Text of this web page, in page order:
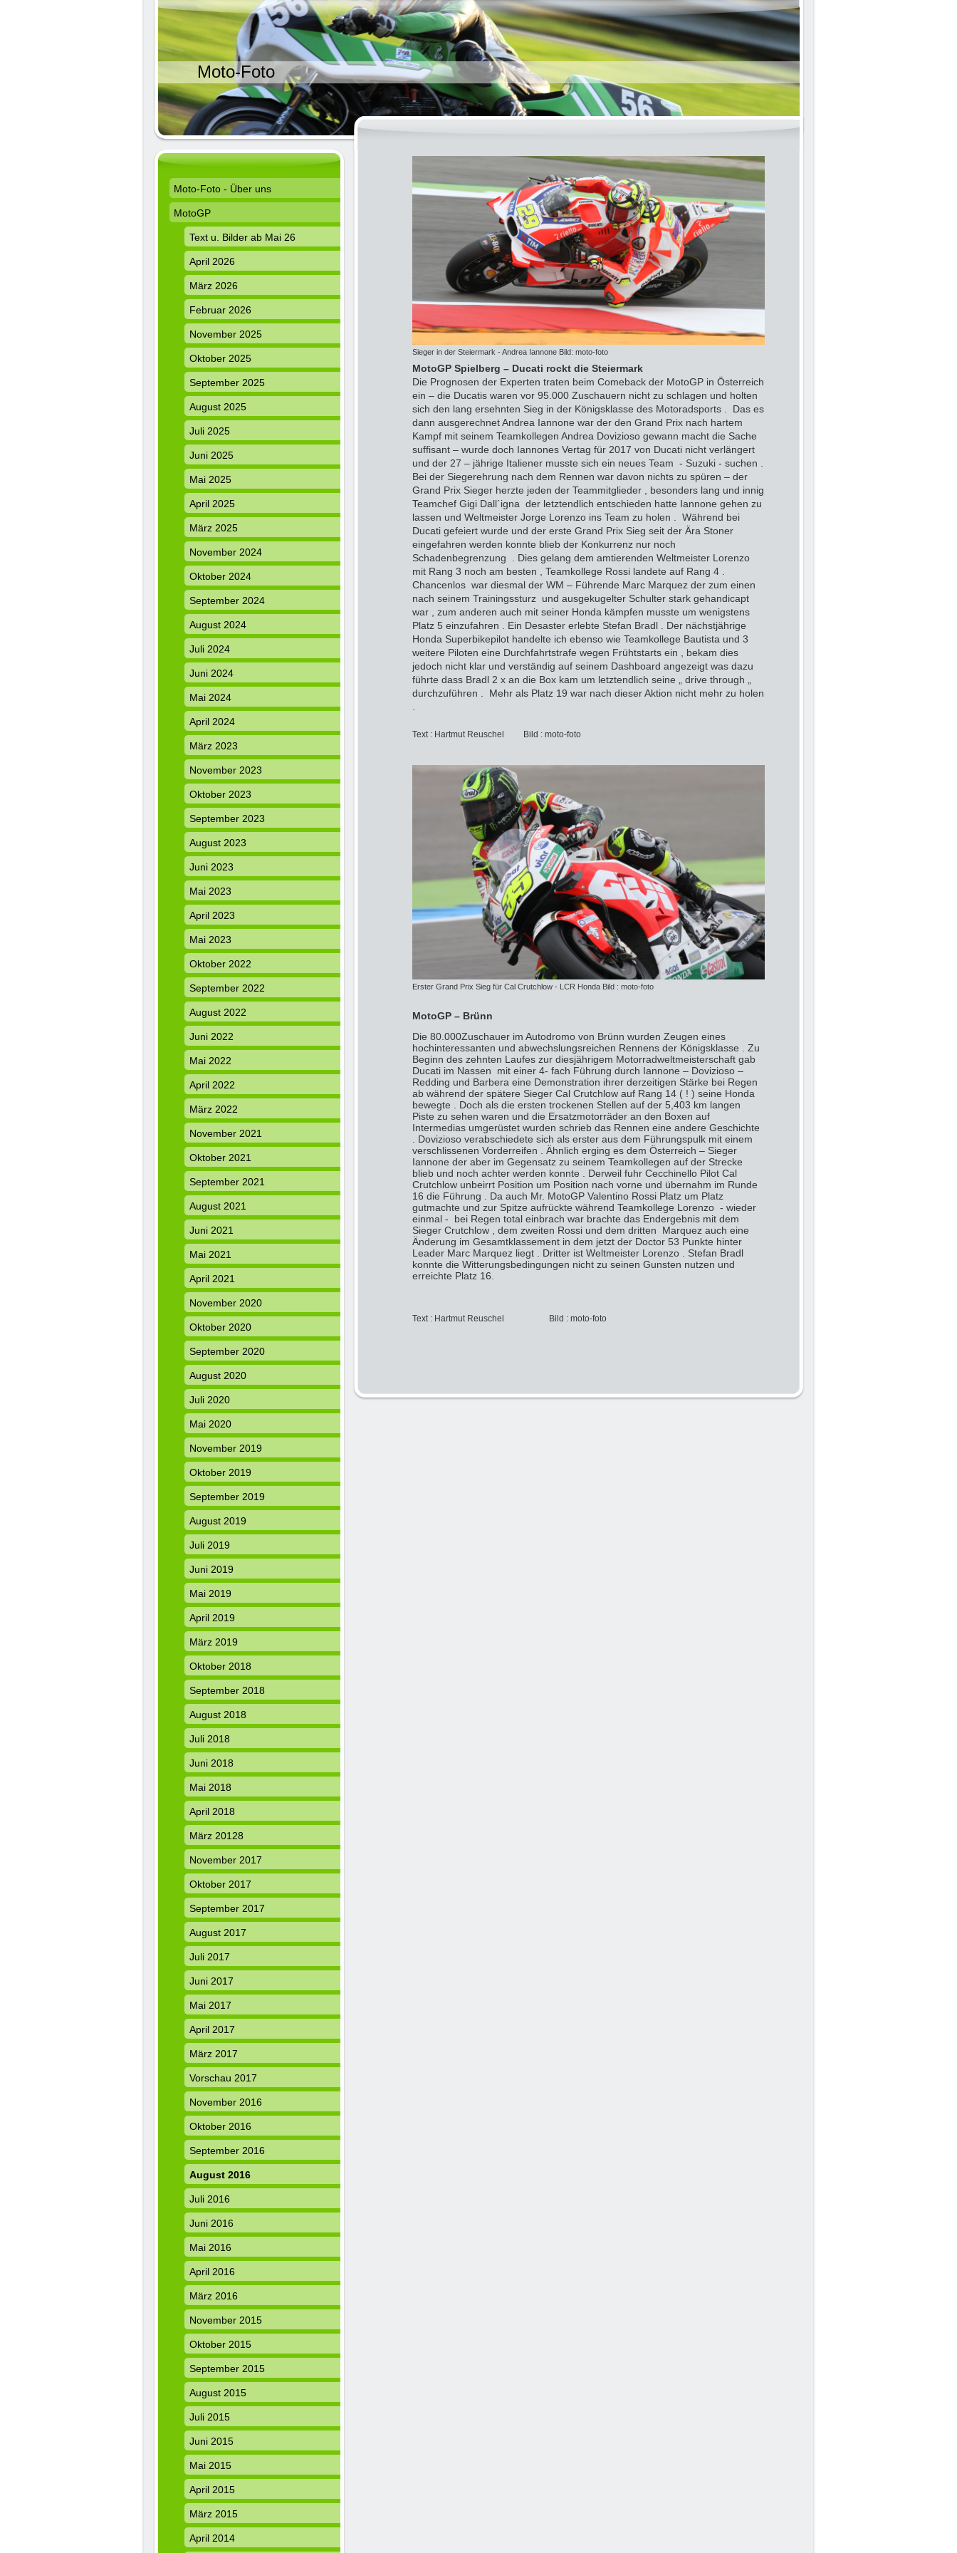
Moto-Foto
Sieger in der Steiermark - Andrea Iannone Bild: moto-foto
MotoGP Spielberg – Ducati rockt die Steiermark
Die Prognosen der Experten traten beim Comeback der MotoGP in Österreich
ein – die Ducatis waren vor 95.000 Zuschauern nicht zu schlagen und holten
sich den lang ersehnten Sieg in der Königsklasse des Motoradsports . Das es
dann ausgerechnet Andrea Iannone war der den Grand Prix nach hartem
Kampf mit seinem Teamkollegen Andrea Dovizioso gewann macht die Sache
suffisant – wurde doch Iannones Vertag für 2017 von Ducati nicht verlängert
und der 27 – jährige Italiener musste sich ein neues Team - Suzuki - suchen .
Bei der Siegerehrung nach dem Rennen war davon nichts zu spüren – der
Grand Prix Sieger herzte jeden der Teammitglieder , besonders lang und innig
Teamchef Gigi Dall´igna der letztendlich entschieden hatte Iannone gehen zu
lassen und Weltmeister Jorge Lorenzo ins Team zu holen . Während bei
Ducati gefeiert wurde und der erste Grand Prix Sieg seit der Ära Stoner
eingefahren werden konnte blieb der Konkurrenz nur noch
Schadenbegrenzung . Dies gelang dem amtierenden Weltmeister Lorenzo
mit Rang 3 noch am besten , Teamkollege Rossi landete auf Rang 4 .
Chancenlos war diesmal der WM – Führende Marc Marquez der zum einen
nach seinem Trainingssturz und ausgekugelter Schulter stark gehandicapt
war , zum anderen auch mit seiner Honda kämpfen musste um wenigstens
Platz 5 einzufahren . Ein Desaster erlebte Stefan Bradl . Der nächstjährige
Honda Superbikepilot handelte ich ebenso wie Teamkollege Bautista und 3
weitere Piloten eine Durchfahrtstrafe wegen Frühtstarts ein , bekam dies
jedoch nicht klar und verständig auf seinem Dashboard angezeigt was dazu
führte dass Bradl 2 x an die Box kam um letztendlich seine „ drive through „
durchzuführen . Mehr als Platz 19 war nach dieser Aktion nicht mehr zu holen
Text : Hartmut Reuschel Bild : moto-foto
Erster Grand Prix Sieg für Cal Crutchlow - LCR Honda Bild : moto-foto
MotoGP – Brünn
Die 80.000Zuschauer im Autodromo von Brünn wurden Zeugen eines
hochinteressanten und abwechslungsreichen Rennens der Königsklasse . Zu
Beginn des zehnten Laufes zur diesjährigem Motorradweltmeisterschaft gab
Ducati im Nassen mit einer 4- fach Führung durch Iannone – Dovizioso –
Redding und Barbera eine Demonstration ihrer derzeitigen Stärke bei Regen
ab während der spätere Sieger Cal Crutchlow auf Rang 14 ( ! ) seine Honda
bewegte . Doch als die ersten trockenen Stellen auf der 5,403 km langen
Piste zu sehen waren und die Ersatzmotorräder an den Boxen auf
Intermedias umgerüstet wurden schrieb das Rennen eine andere Geschichte
. Dovizioso verabschiedete sich als erster aus dem Führungspulk mit einem
verschlissenen Vorderreifen . Ähnlich erging es dem Österreich – Sieger
Iannone der aber im Gegensatz zu seinem Teamkollegen auf der Strecke
blieb und noch achter werden konnte . Derweil fuhr Cecchinello Pilot Cal
Crutchlow unbeirrt Position um Position nach vorne und übernahm im Runde
16 die Führung . Da auch Mr. MotoGP Valentino Rossi Platz um Platz
gutmachte und zur Spitze aufrückte während Teamkollege Lorenzo - wieder
einmal - bei Regen total einbrach war brachte das Endergebnis mit dem
Sieger Crutchlow , dem zweiten Rossi und dem dritten Marquez auch eine
Änderung im Gesamtklassement in dem jetzt der Doctor 53 Punkte hinter
Leader Marc Marquez liegt . Dritter ist Weltmeister Lorenzo . Stefan Bradl
konnte die Witterungsbedingungen nicht zu seinen Gunsten nutzen und
erreichte Platz 16.
Text : Hartmut Reuschel Bild : moto-foto
Moto-Foto - Über uns
MotoGP
Text u. Bilder ab Mai 26
April 2026
März 2026
Februar 2026
November 2025
Oktober 2025
September 2025
August 2025
Juli 2025
Juni 2025
Mai 2025
April 2025
März 2025
November 2024
Oktober 2024
September 2024
August 2024
Juli 2024
Juni 2024
Mai 2024
April 2024
März 2023
November 2023
Oktober 2023
September 2023
August 2023
Juni 2023
Mai 2023
April 2023
Mai 2023
Oktober 2022
September 2022
August 2022
Juni 2022
Mai 2022
April 2022
März 2022
November 2021
Oktober 2021
September 2021
August 2021
Juni 2021
Mai 2021
April 2021
November 2020
Oktober 2020
September 2020
August 2020
Juli 2020
Mai 2020
November 2019
Oktober 2019
September 2019
August 2019
Juli 2019
Juni 2019
Mai 2019
April 2019
März 2019
Oktober 2018
September 2018
August 2018
Juli 2018
Juni 2018
Mai 2018
April 2018
März 20128
November 2017
Oktober 2017
September 2017
August 2017
Juli 2017
Juni 2017
Mai 2017
April 2017
März 2017
Vorschau 2017
November 2016
Oktober 2016
September 2016
August 2016
Juli 2016
Juni 2016
Mai 2016
April 2016
März 2016
November 2015
Oktober 2015
September 2015
August 2015
Juli 2015
Juni 2015
Mai 2015
April 2015
März 2015
April 2014